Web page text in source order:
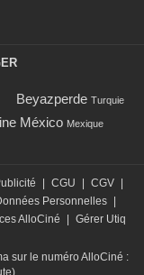
Beyazperde Turquie
México Mexique
CGU CGV
Personnelles
AlloCiné
Gérer Utiq
sur le numéro AlloCiné :